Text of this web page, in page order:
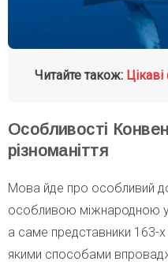
Читайте також:
Особливості
різноманіття
Мова йде про особливий
особливою міжнародною
а саме представники 163-
якими способами